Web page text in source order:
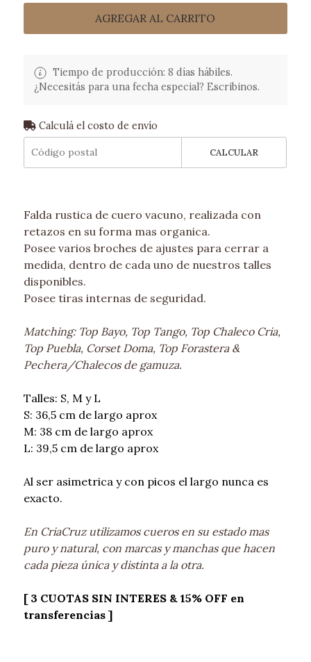
AGREGAR AL CARRITO
Tiempo de producción: 8 días hábiles.
¿Necesitás para una fecha especial? Escribinos.
Calculá el costo de envío
CALCULAR
Falda rustica de cuero vacuno, realizada con
retazos en su forma mas organica.
Posee varios broches de ajustes para cerrar a
medida, dentro de cada uno de nuestros talles
disponibles.
Posee tiras internas de seguridad.
Matching: Top Bayo, Top Tango, Top Chaleco Cria,
Top Puebla, Corset Doma, Top Forastera &
Pechera/Chalecos de gamuza.
Talles: S, M y L
S: 36,5 cm de largo aprox
M: 38 cm de largo aprox
L: 39,5 cm de largo aprox
Al ser asimetrica y con picos el largo nunca es
exacto.
En CriaCruz utilizamos cueros en su estado mas
puro y natural, con marcas y manchas que hacen
cada pieza única y distinta a la otra.
[ 3 CUOTAS SIN INTERES & 15% OFF en
transferencias ]